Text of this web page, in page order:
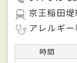
京王稲田堤
アレルギー
時間